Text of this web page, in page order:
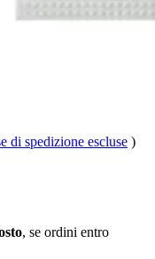
di spedizione escluse )
, se ordini entro